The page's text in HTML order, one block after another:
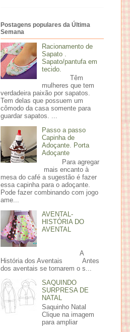
Postagens populares da Última
Semana
Racionamento de
Sapato .
Sapato/pantufa em
tecido.
Têm
mulheres que tem
verdadeira paixão por sapatos.
Tem delas que possuem um
cômodo da casa somente para
guardar sapatos. ...
Passo a passo
Capinha de
Adoçante. Porta
Adoçante
Para agregar
mais encanto à
mesa do café a sugestão é fazer
essa capinha para o adoçante.
Pode fazer combinando com jogo
ame...
AVENTAL-
HISTÓRIA DO
AVENTAL
A
História dos Aventais Antes
dos aventais se tornarem o s...
SAQUINDO
SURPRESA DE
NATAL
Saquinho Natal
Clique na imagem
para ampliar